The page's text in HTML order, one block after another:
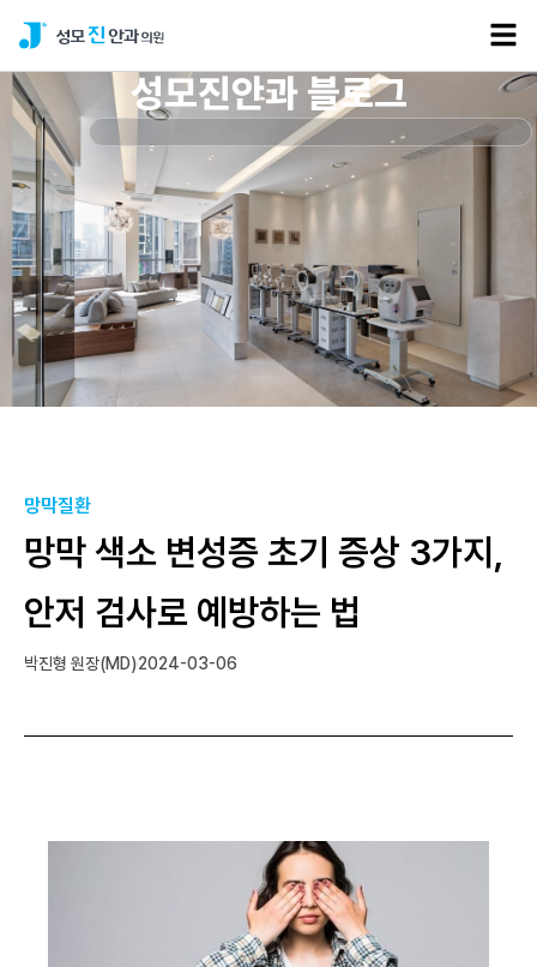
성모진안과 블로그
망막질환
망막 색소 변성증 초기 증상 3가지,
안저 검사로 예방하는 법
박진형 원장(MD)2024-03-06